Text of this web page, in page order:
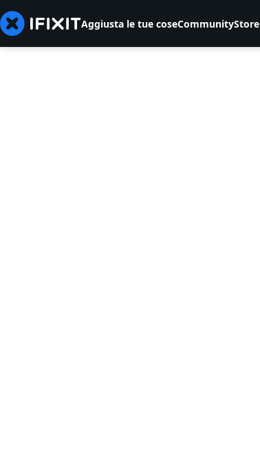
Aggiusta le tue coseCommunityStore